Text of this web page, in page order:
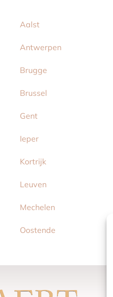
Aalst
Antwerpen
Brugge
Brussel
Gent
Ieper
Kortrijk
Leuven
Mechelen
Oostende